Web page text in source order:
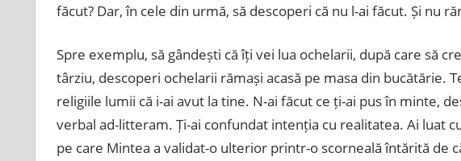
făcut? Dar, în cele din urmă, să descoperi că nu l-ai făcut. Și nu
Spre exemplu, să gândești că îți vei lua ochelarii, după care să
târziu, descoperi ochelarii rămași acasă pe masa din bucătărie.
religiile lumii că i-ai avut la tine. N-ai făcut ce ți-ai pus în minte,
verbal ad-litteram. Ți-ai confundat intenția cu realitatea. Ai luat
pe care Mintea a validat-o ulterior printr-o scorneală întărită de